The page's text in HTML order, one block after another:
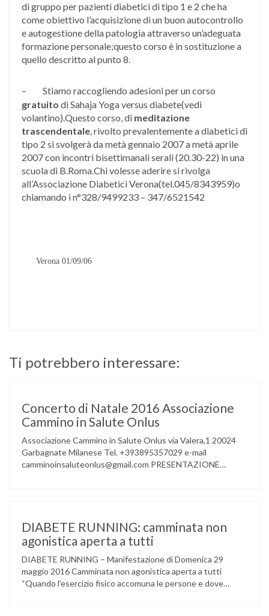
di gruppo per pazienti diabetici di tipo 1 e 2 che ha
come obiettivo l’acquisizione di un buon autocontrollo
e autogestione della patologia attraverso un’adeguata
formazione personale;questo corso è in sostituzione a
quello descritto al punto 8.
–
Stiamo raccogliendo adesioni per un corso
gratuito di Sahaja Yoga versus diabete(vedi
volantino).Questo corso, di meditazione
trascendentale, rivolto prevalentemente a diabetici di
tipo 2 si svolgerà da metà gennaio 2007 a metà aprile
2007 con incontri bisettimanali serali (20.30-22) in una
scuola di B.Roma.Chi volesse aderire si rivolga
all’Associazione Diabetici Verona(tel.045/8343959)o
chiamando i n°328/9499233 – 347/6521542
Verona 01/09/06
Ti potrebbero interessare:
Concerto di Natale 2016 Associazione
Cammino in Salute Onlus
Associazione Cammino in Salute Onlus via Valera,1 20024
Garbagnate Milanese Tel. +393895357029 e-mail
camminoinsaluteonlus@gmail.com PRESENTAZIONE
gruppo musicale GROOVY LEMONS di PREGNANA
MILANESE. L’ Associazione …
DIABETE RUNNING: camminata non
agonistica aperta a tutti
DIABETE RUNNING – Manifestazione di Domenica 29
maggio 2016 Camminata non agonistica aperta a tutti
“Quando l’esercizio fisico accomuna le persone e dove